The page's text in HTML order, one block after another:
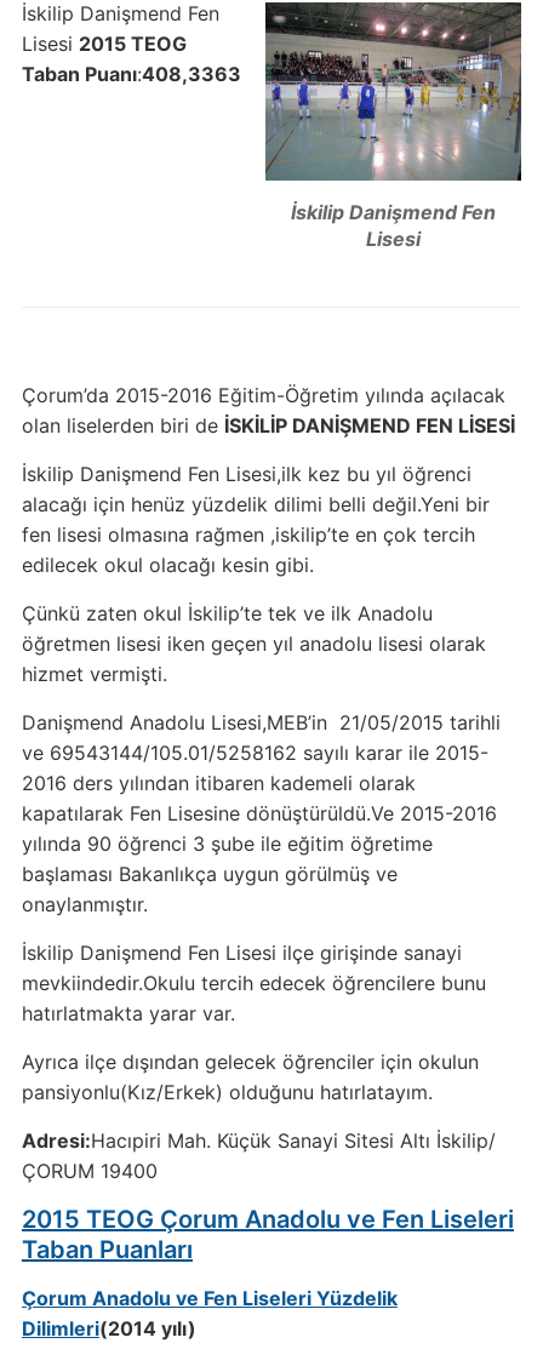
İskilip Danişmend Fen
Lisesi
İskilip Danişmend Fen
Lisesi 2015 TEOG
Taban Puanı:408,3363
Çorum’da 2015-2016 Eğitim-Öğretim yılında açılacak
olan liselerden biri de İSKİLİP DANİŞMEND FEN LİSESİ
İskilip Danişmend Fen Lisesi,ilk kez bu yıl öğrenci
alacağı için henüz yüzdelik dilimi belli değil.Yeni bir
fen lisesi olmasına rağmen ,iskilip’te en çok tercih
edilecek okul olacağı kesin gibi.
Çünkü zaten okul İskilip’te tek ve ilk Anadolu
öğretmen lisesi iken geçen yıl anadolu lisesi olarak
hizmet vermişti.
Danişmend Anadolu Lisesi,MEB’in 21/05/2015 tarihli
ve 69543144/105.01/5258162 sayılı karar ile 2015-
2016 ders yılından itibaren kademeli olarak
kapatılarak Fen Lisesine dönüştürüldü.Ve 2015-2016
yılında 90 öğrenci 3 şube ile eğitim öğretime
başlaması Bakanlıkça uygun görülmüş ve
onaylanmıştır.
İskilip Danişmend Fen Lisesi ilçe girişinde sanayi
mevkiindedir.Okulu tercih edecek öğrencilere bunu
hatırlatmakta yarar var.
Ayrıca ilçe dışından gelecek öğrenciler için okulun
pansiyonlu(Kız/Erkek) olduğunu hatırlatayım.
Adresi:Hacıpiri Mah. Küçük Sanayi Sitesi Altı İskilip/
ÇORUM 19400
2015 TEOG Çorum Anadolu ve Fen Liseleri
Taban Puanları
Çorum Anadolu ve Fen Liseleri Yüzdelik
Dilimleri(2014 yılı)